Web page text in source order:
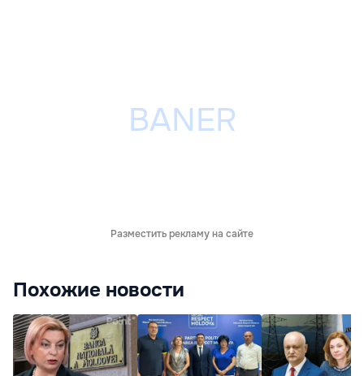
Разместить рекламу на сайте
Похожие новости